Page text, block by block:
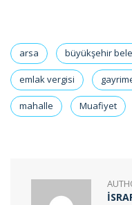
arsa büyükşehir
emlak vergisi
mahalle Muafiyet